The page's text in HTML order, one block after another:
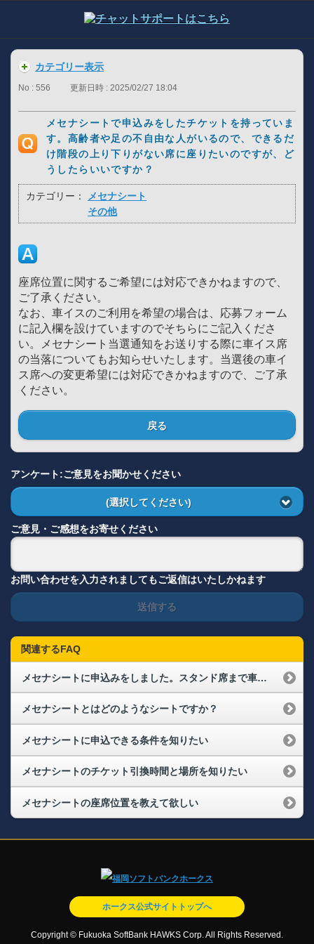
カテゴリー表示
No : 556 更新日時 : 2025/02/27 18:04
メセナシートで申込みをしたチケットを持っていま
す。高齢者や足の不自由な人がいるので、できるだ
け階段の上り下りがない席に座りたいのですが、ど
うしたらいいですか？
カテゴリー：
メセナシート
その他
座席位置に関するご希望には対応できかねますので、
ご了承ください。
なお、車イスのご利用を希望の場合は、応募フォーム
に記入欄を設けていますのでそちらにご記入くださ
い。メセナシート当選通知をお送りする際に車イス席
の当落についてもお知らせいたします。当選後の車イ
ス席への変更希望には対応できかねますので、ご了承
ください。
戻る
アンケート:ご意見をお聞かせください
(選択してください)
ご意見・ご感想をお寄せください
お問い合わせを入力されましてもご返信はいたしかねます
送信する
関連するFAQ
メセナシートに申込みをしました。スタンド席まで車イス移動で席に着きたいが、車イスを置く所はありますか？
メセナシートとはどのようなシートですか？
メセナシートに申込できる条件を知りたい
メセナシートのチケット引換時間と場所を知りたい
メセナシートの座席位置を教えて欲しい
ホークス公式サイトトップへ
Copyright © Fukuoka SoftBank HAWKS Corp. All Rights Reserved.